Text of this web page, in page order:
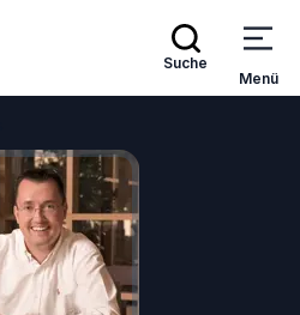
Suche
Menü